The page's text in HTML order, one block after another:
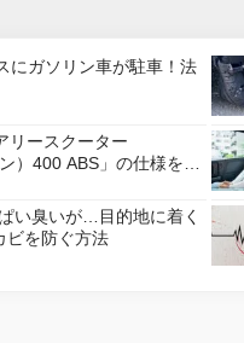
にガソリン車が駐車！法
リースクーター
）400 ABS」の仕様を変
い臭いが…目的地に着く
ビを防ぐ方法